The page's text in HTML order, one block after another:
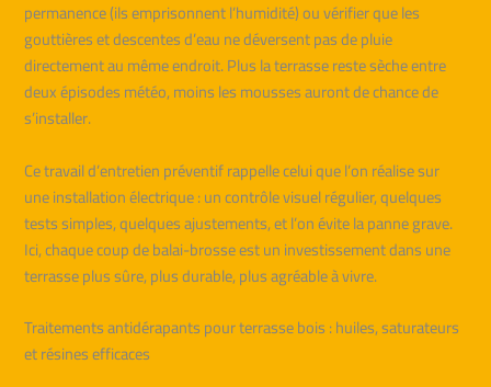
permanence (ils emprisonnent l’humidité) ou vérifier que les
gouttières et descentes d’eau ne déversent pas de pluie
directement au même endroit. Plus la terrasse reste sèche entre
deux épisodes météo, moins les mousses auront de chance de
s’installer.
Ce travail d’entretien préventif rappelle celui que l’on réalise sur
une installation électrique : un contrôle visuel régulier, quelques
tests simples, quelques ajustements, et l’on évite la panne grave.
Ici, chaque coup de balai-brosse est un investissement dans une
terrasse plus sûre, plus durable, plus agréable à vivre.
Traitements antidérapants pour terrasse bois : huiles, saturateurs
et résines efficaces